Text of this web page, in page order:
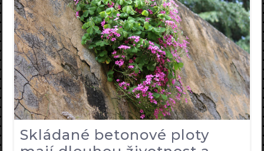
Skládané betonové ploty